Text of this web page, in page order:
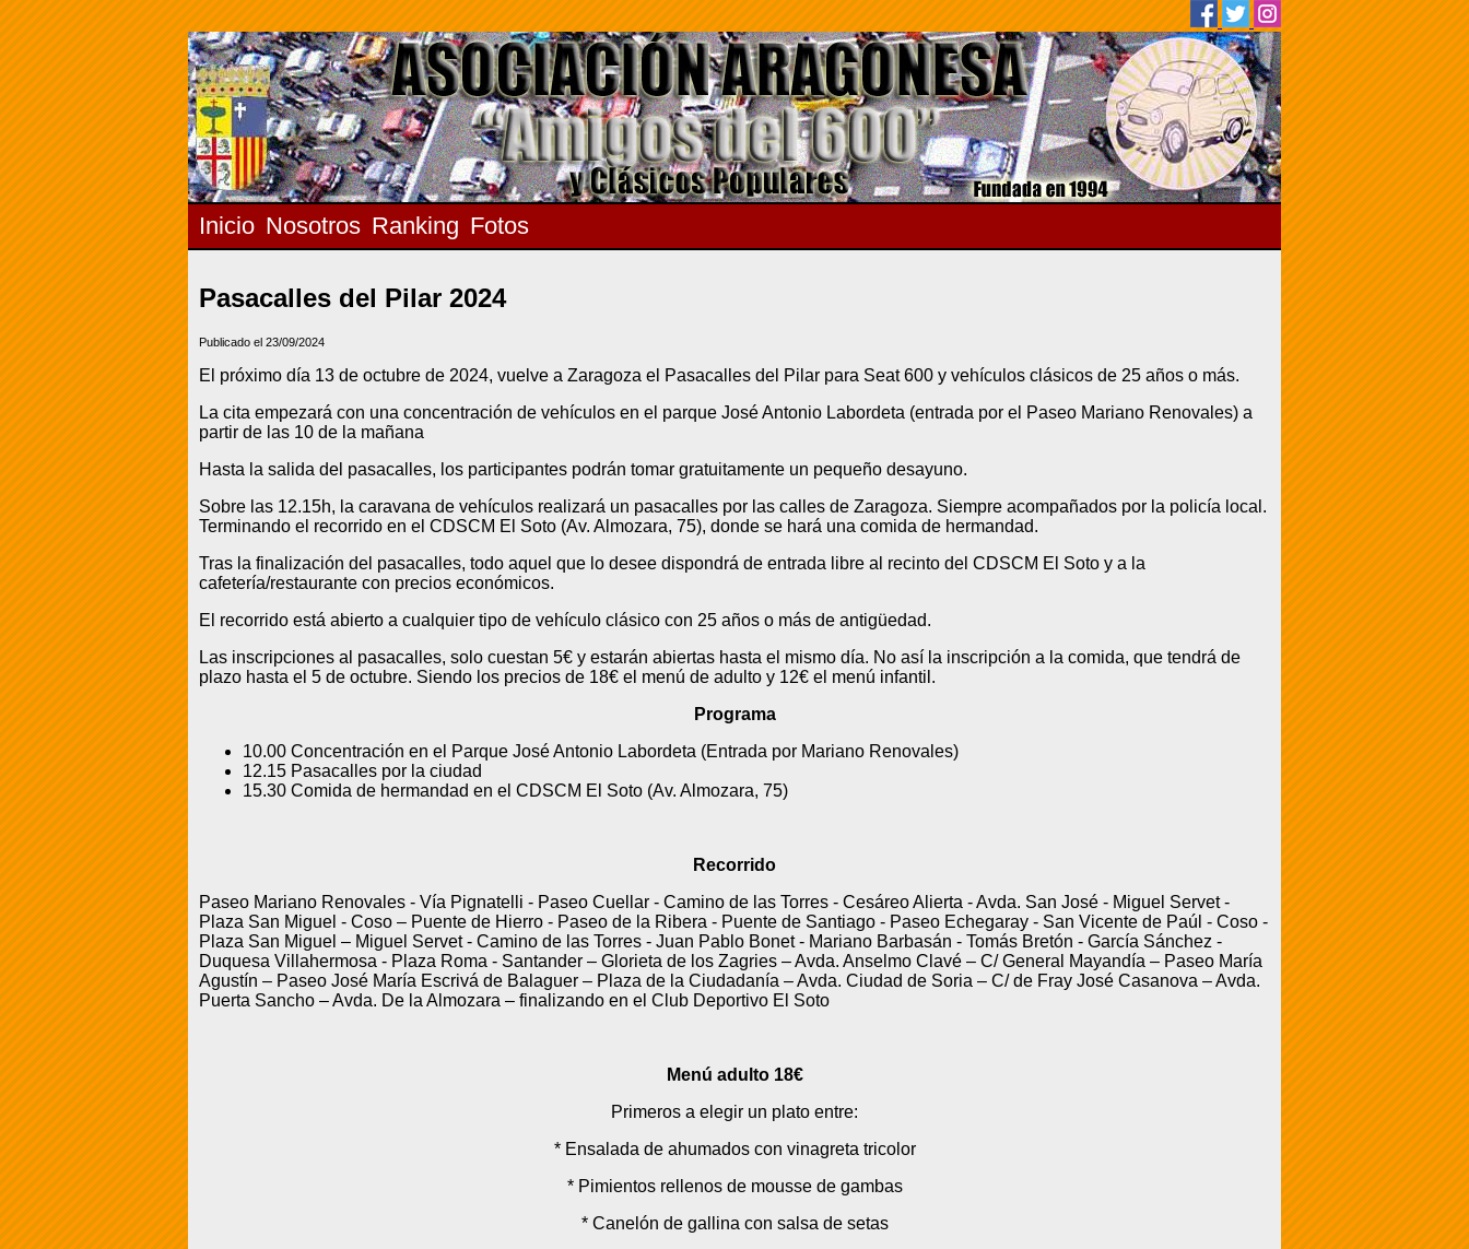
Inicio Nosotros Ranking Fotos
Pasacalles del Pilar 2024
Publicado el 23/09/2024
El próximo día 13 de octubre de 2024, vuelve a Zaragoza el Pasacalles del Pilar para Seat 600 y vehículos clásicos de 25 años o más.
La cita empezará con una concentración de vehículos en el parque José Antonio Labordeta (entrada por el Paseo Mariano Renovales) a
partir de las 10 de la mañana
Hasta la salida del pasacalles, los participantes podrán tomar gratuitamente un pequeño desayuno.
Sobre las 12.15h, la caravana de vehículos realizará un pasacalles por las calles de Zaragoza. Siempre acompañados por la policía local.
Terminando el recorrido en el CDSCM El Soto (Av. Almozara, 75), donde se hará una comida de hermandad.
Tras la finalización del pasacalles, todo aquel que lo desee dispondrá de entrada libre al recinto del CDSCM El Soto y a la
cafetería/restaurante con precios económicos.
El recorrido está abierto a cualquier tipo de vehículo clásico con 25 años o más de antigüedad.
Las inscripciones al pasacalles, solo cuestan 5€ y estarán abiertas hasta el mismo día. No así la inscripción a la comida, que tendrá de
plazo hasta el 5 de octubre. Siendo los precios de 18€ el menú de adulto y 12€ el menú infantil.
Programa
10.00 Concentración en el Parque José Antonio Labordeta (Entrada por Mariano Renovales)
12.15 Pasacalles por la ciudad
15.30 Comida de hermandad en el CDSCM El Soto (Av. Almozara, 75)
Recorrido
Paseo Mariano Renovales - Vía Pignatelli - Paseo Cuellar - Camino de las Torres - Cesáreo Alierta - Avda. San José - Miguel Servet -
Plaza San Miguel - Coso – Puente de Hierro - Paseo de la Ribera - Puente de Santiago - Paseo Echegaray - San Vicente de Paúl - Coso -
Plaza San Miguel – Miguel Servet - Camino de las Torres - Juan Pablo Bonet - Mariano Barbasán - Tomás Bretón - García Sánchez -
Duquesa Villahermosa - Plaza Roma - Santander – Glorieta de los Zagries – Avda. Anselmo Clavé – C/ General Mayandía – Paseo María
Agustín – Paseo José María Escrivá de Balaguer – Plaza de la Ciudadanía – Avda. Ciudad de Soria – C/ de Fray José Casanova – Avda.
Puerta Sancho – Avda. De la Almozara – finalizando en el Club Deportivo El Soto
Menú adulto 18€
Primeros a elegir un plato entre:
* Ensalada de ahumados con vinagreta tricolor
* Pimientos rellenos de mousse de gambas
* Canelón de gallina con salsa de setas